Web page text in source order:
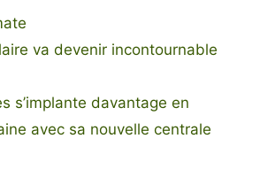
va devenir incontournable
s’implante davantage en
avec sa nouvelle centrale